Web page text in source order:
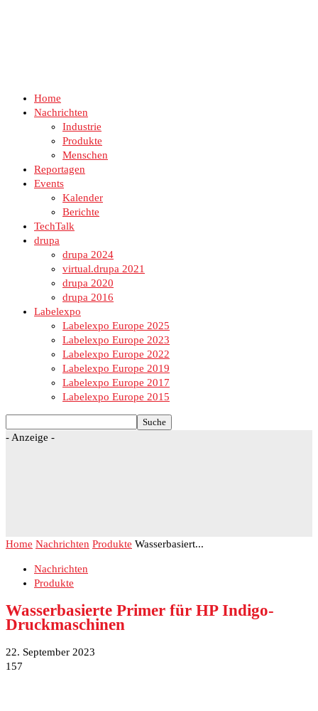
Home
Nachrichten
Industrie
Produkte
Menschen
Reportagen
Events
Kalender
Berichte
TechTalk
drupa
drupa 2024
virtual.drupa 2021
drupa 2020
drupa 2016
Labelexpo
Labelexpo Europe 2025
Labelexpo Europe 2023
Labelexpo Europe 2022
Labelexpo Europe 2019
Labelexpo Europe 2017
Labelexpo Europe 2015
- Anzeige -
Home Nachrichten Produkte Wasserbasiert...
Nachrichten
Produkte
Wasserbasierte Primer für HP Indigo-
Druckmaschinen
22. September 2023
157